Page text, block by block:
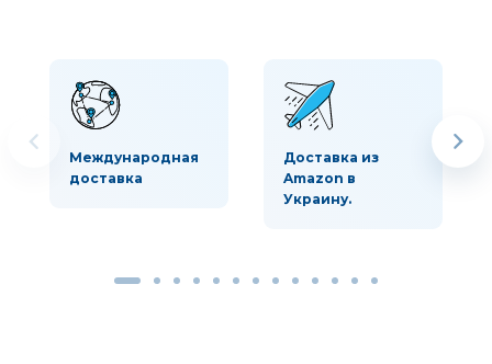
Международная
доставка
Доставка из
Amazon в
Украину.